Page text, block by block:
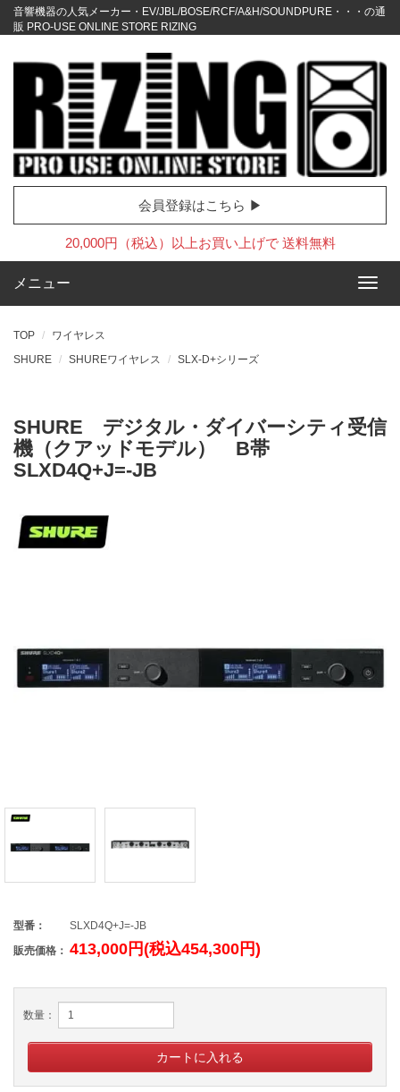
音響機器の人気メーカー・EV/JBL/BOSE/RCF/A&H/SOUNDPURE・・・の通
販 PRO-USE ONLINE STORE RIZING
会員登録はこちら ▶
20,000円（税込）以上お買い上げで 送料無料
メニュー
TOP
ワイヤレス
SHURE
SHUREワイヤレス SLX-D+シリーズ
SHURE デジタル・ダイバーシティ受信
機（クアッドモデル） B帯
SLXD4Q+J=-JB
型番：
SLXD4Q+J=-JB
販売価格： 413,000円(税込454,300円)
数量：